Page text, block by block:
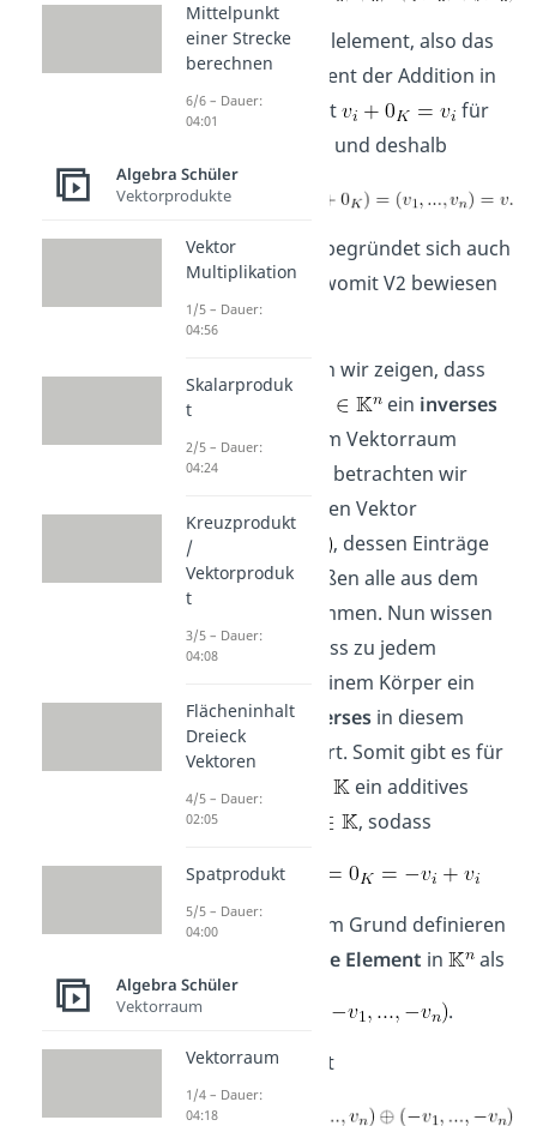
Da
das Nullelement, also das
neutrale Element der Addition in
darstellt, gilt
für
und deshalb
Völlig analog begründet sich auch
, womit V2 bewiesen
ist.
müssen wir zeigen, dass
ein inverses
Element
im Vektorraum
besitzt. Daher betrachten wir
einen beliebigen Vektor
, dessen Einträge
bekanntermaßen alle aus dem
stammen. Nun wissen
wir zudem, dass zu jedem
Element aus einem Körper ein
additives Inversesin diesem
Körper existiert. Somit gibt es für
ein additives
Inverses
, sodass
gilt. Aus diesem Grund definieren
inverse Element in
als
.
Denn damit ist
Mittelpunkt
einer Strecke
berechnen
6/6 – Dauer:
04:01
Algebra Schüler
Vektorprodukte
Vektor
Multiplikation
1/5 – Dauer:
04:56
Skalarproduk
t
2/5 – Dauer:
04:24
Kreuzprodukt
/
Vektorproduk
t
3/5 – Dauer:
04:08
Flächeninhalt
Dreieck
Vektoren
4/5 – Dauer:
02:05
Spatprodukt
5/5 – Dauer:
04:00
Algebra Schüler
Vektorraum
Vektorraum
1/4 – Dauer:
04:18